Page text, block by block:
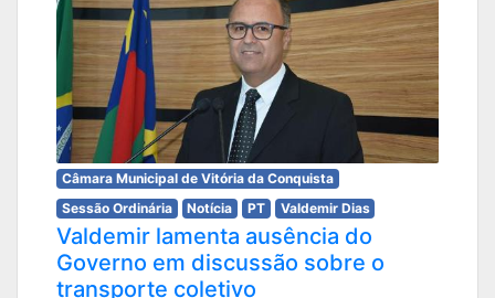
Câmara Municipal de Vitória da Conquista
Sessão Ordinária
Notícia PT Valdemir Dias
Valdemir lamenta ausência do
Governo em discussão sobre o
transporte coletivo